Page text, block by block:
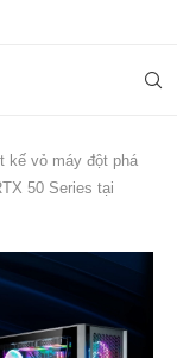
kế vỏ máy đột phá
50 Series tại